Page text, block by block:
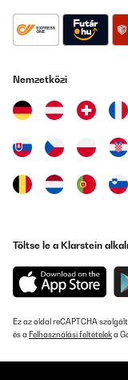
Nemzetközi
Töltse le a Klarstein
Ez az oldal reCAPTCHA
és a Felhasználási feltételeka